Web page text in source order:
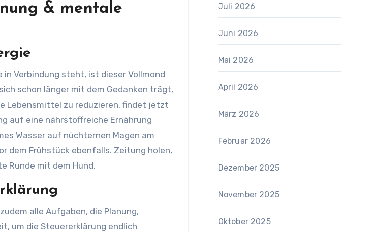
& mentale
Verbindung steht, ist dieser Vollmond
schon länger mit dem Gedanken trägt,
Lebensmittel zu reduzieren, findet jetzt
auf eine nährstoffreiche Ernährung
Wasser auf nüchternen Magen am
dem Frühstück ebenfalls. Zeitung holen,
Runde mit dem Hund.
alle Aufgaben, die Planung,
um die Steuererklärung endlich
Juli 2026
Juni 2026
Mai 2026
April 2026
März 2026
Februar 2026
Dezember 2025
November 2025
Oktober 2025